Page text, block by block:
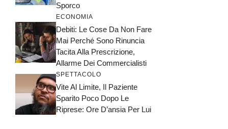
Sporco
ECONOMIA
Debiti: Le Cose Da Non Fare
Mai Perché Sono Rinuncia
Tacita Alla Prescrizione,
Allarme Dei Commercialisti
SPETTACOLO
Vite Al Limite, Il Paziente
Sparito Poco Dopo Le
Riprese: Ore D’ansia Per Lui